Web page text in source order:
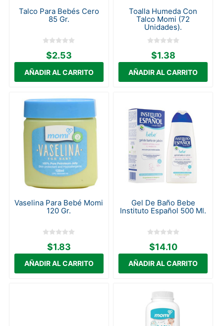
Talco Para Bebés Cero
85 Gr.
$2.53
Toalla Humeda Con
Talco Momi (72
Unidades).
$1.38
Vaselina Para Bebé Momi
120 Gr.
$1.83
Gel De Baño Bebe
Instituto Español 500 Ml.
$14.10